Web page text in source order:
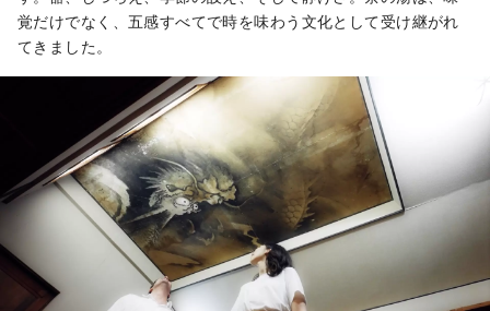
覚だけでなく、五感すべてで時を味わう文化として受け継がれ
てきました。